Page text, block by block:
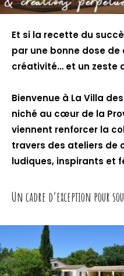
Et si la recette du
par une bonne dose
créativité… et un zeste
Bienvenue à La Villa
niché au cœur de la
viennent renforcer la
travers des ateliers de
ludiques, inspirants et
Un cadre d’exception pour